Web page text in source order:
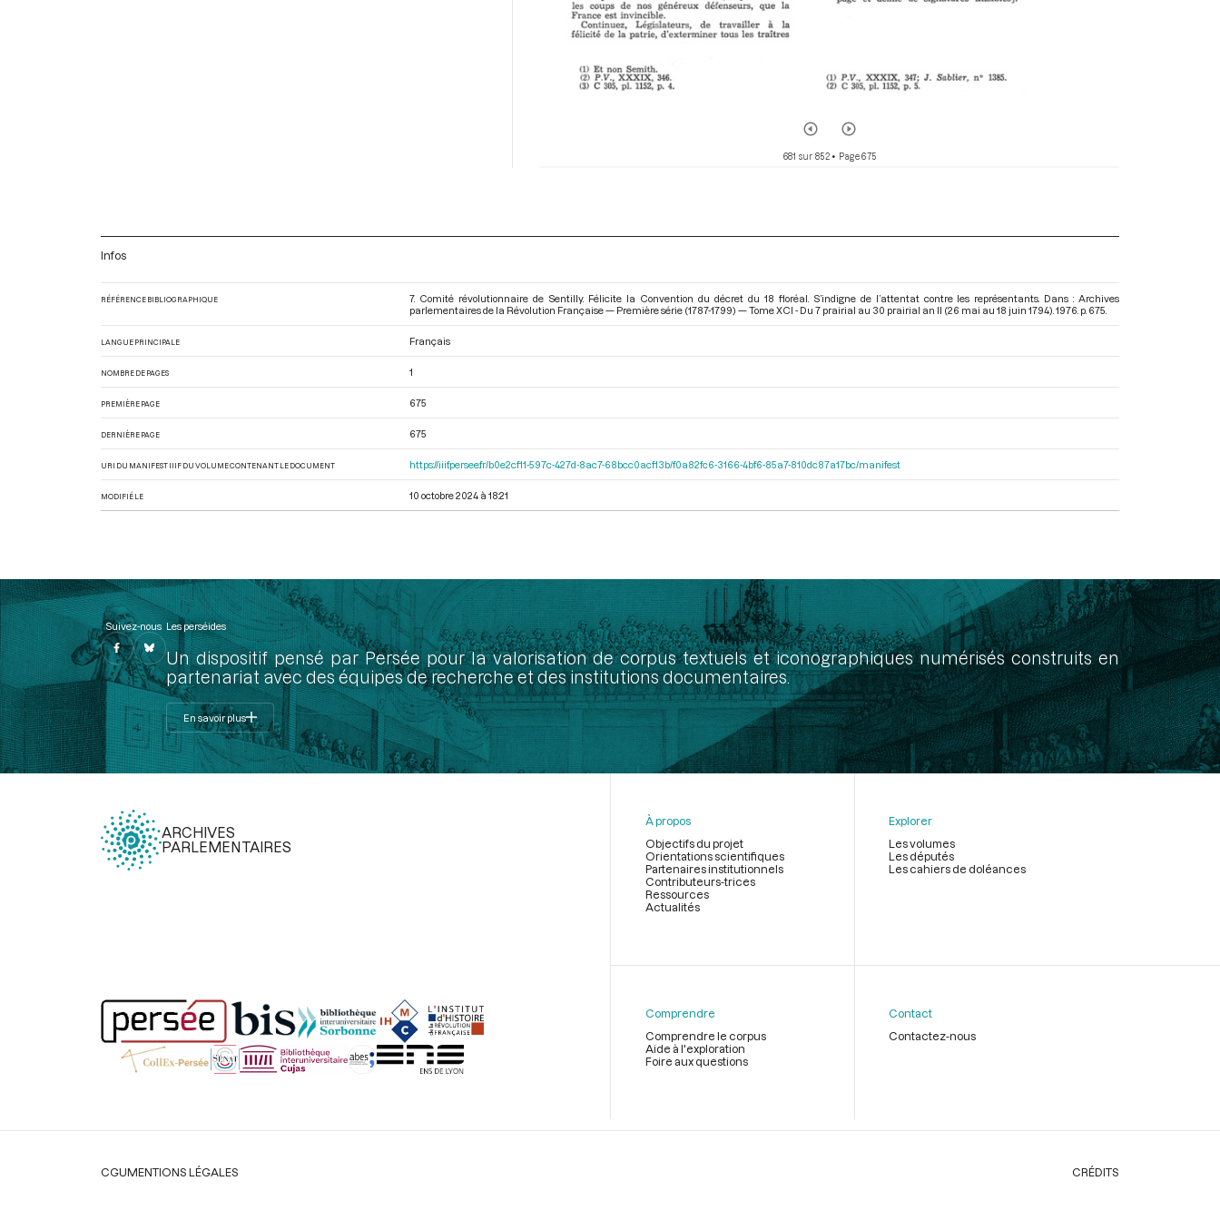
681 sur 852• Page 675
Infos
RÉFÉRENCE BIBLIOGRAPHIQUE
7. Comité révolutionnaire de Sentilly. Félicite la Convention du décret du 18 floréal. S’indigne de l’attentat contre les représentants. Dans : Archives
parlementaires de la Révolution Française — Première série (1787-1799) — Tome XCI - Du 7 prairial au 30 prairial an II (26 mai au 18 juin 1794) . 1976. p. 675.
LANGUE PRINCIPALE Français
NOMBRE DE PAGES 1
PREMIÈRE PAGE 675
DERNIÈRE PAGE 675
URI DU MANIFEST IIIF DU VOLUME CONTENANT LE DOCUMENT https://iiif.persee.fr/b0e2cf11-597c-427d-8ac7-68bcc0acf13b/f0a82fc6-3166-4bf6-85a7-810dc87a17bc/manifest
MODIFIÉ LE 10 octobre 2024 à 18:21
Suivez-nous Les perséides
Un dispositif pensé par Persée pour la valorisation de corpus textuels et iconographiques numérisés construits en
partenariat avec des équipes de recherche et des institutions documentaires.
En savoir plus
ARCHIVES
PARLEMENTAIRES
page
À propos
Objectifs du projet
Orientations scientifiques
Partenaires institutionnels
Contributeurs-trices
Ressources
Actualités
Explorer
Les volumes
Les députés
Les cahiers de doléances
Comprendre
Comprendre le corpus
Aide à l'exploration
Foire aux questions
Contact
Contactez-nous
Légal
CGUMENTIONS LÉGALES CRÉDITS